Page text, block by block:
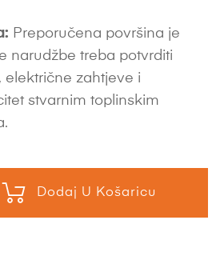
Preporučena površina je
narudžbe treba potvrditi
električne zahtjeve i
stvarnim toplinskim
Dodaj U Košaricu